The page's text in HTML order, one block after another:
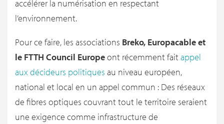
accélérer la numérisation en respectant
l’environnement.
Pour ce faire, les associations Breko, Europacable et
le FTTH Council Europeont récemment fait appel
aux décideurs politiques au niveau européen,
national et local en un appel commun : Des réseaux
de fibres optiques couvrant tout le territoire seraient
une exigence comme infrastructure de